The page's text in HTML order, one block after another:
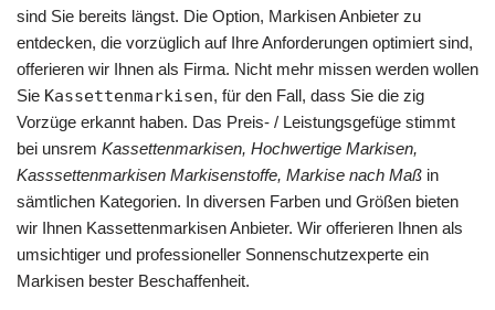
sind Sie bereits längst. Die Option, Markisen Anbieter zu
entdecken, die vorzüglich auf Ihre Anforderungen optimiert sind,
offerieren wir Ihnen als Firma. Nicht mehr missen werden wollen
Sie Kassettenmarkisen, für den Fall, dass Sie die zig
Vorzüge erkannt haben. Das Preis- / Leistungsgefüge stimmt
bei unsrem Kassettenmarkisen, Hochwertige Markisen,
Kasssettenmarkisen Markisenstoffe, Markise nach Maß in
sämtlichen Kategorien. In diversen Farben und Größen bieten
wir Ihnen Kassettenmarkisen Anbieter. Wir offerieren Ihnen als
umsichtiger und professioneller Sonnenschutzexperte ein
Markisen bester Beschaffenheit.